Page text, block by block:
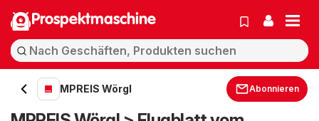
Prospektmaschine
MPREIS Wörgl Abonnieren